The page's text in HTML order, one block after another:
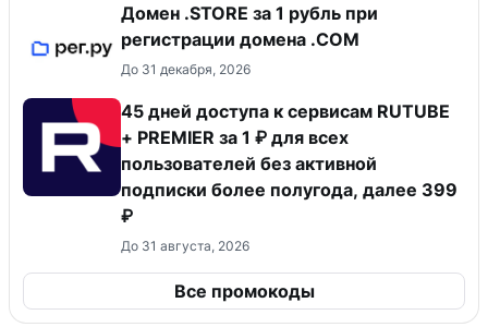
Домен .STORE за 1 рубль при
регистрации домена .COM
До 31 декабря, 2026
45 дней доступа к сервисам RUTUBE
+ PREMIER за 1 ₽ для всех
пользователей без активной
подписки более полугода, далее 399
₽
До 31 августа, 2026
Все промокоды